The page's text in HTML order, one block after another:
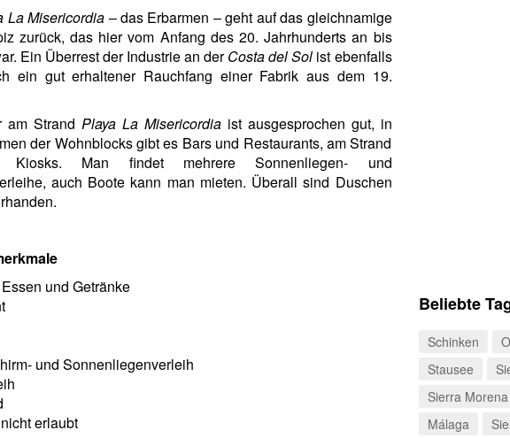
La Misericordia – das Erbarmen – geht auf das gleichnamige
zurück, das hier vom Anfang des 20. Jahrhunderts an bis
Ein Überrest der Industrie an derCosta del Sol ist ebenfalls
ein gut erhaltener Rauchfang einer Fabrik aus dem 19.
am StrandPlaya La Misericordiaist ausgesprochen gut, in
der Wohnblocks gibt es Bars und Restaurants, am Strand
Kiosks. Man findet mehrere Sonnenliegen- und
auch Boote kann man mieten. Überall sind Duschen
und Getränke
und Sonnenliegenverleih
erlaubt
Beliebte
Schinken
Stausee
Sierra Morena
Málaga